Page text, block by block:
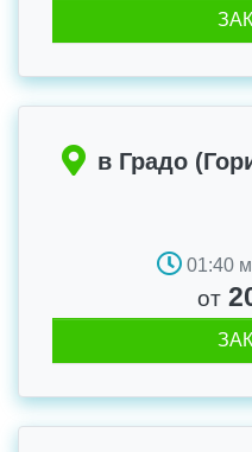
в Градо
01:40
от